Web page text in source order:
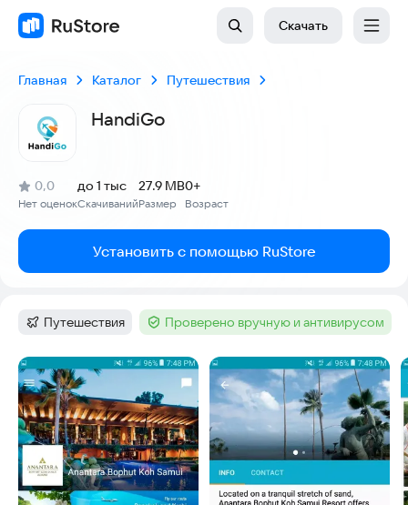
Скачать
Главная Каталог Путешествия
HandiGo
Рейтинг:
0,0
(
Нет оценок
)
Скачиваний
до 1 тыс
Размер
27.9 MB
Возраст
0+
Установить с помощью RuStore
Категория:
Путешествия Тег :Проверено вручную и антивирусом
Скриншоты